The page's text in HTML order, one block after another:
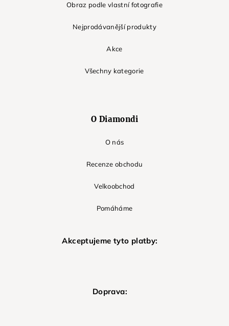
Obraz podle vlastní fotografie
Nejprodávanější produkty
Akce
Všechny kategorie
O Diamondi
O nás
Recenze obchodu
Velkoobchod
Pomáháme
Akceptujeme tyto platby:
Doprava: